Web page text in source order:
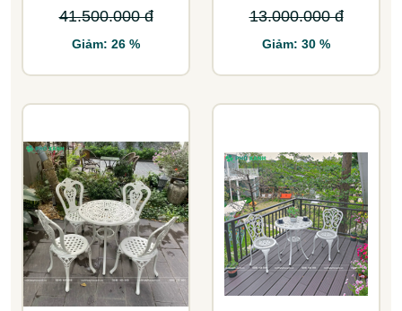
41.500.000 đ
Giảm: 26 %
13.000.000 đ
Giảm: 30 %